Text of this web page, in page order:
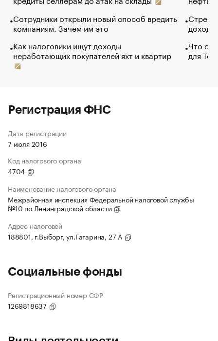
Сотрудники открыли новый способ вредить
компаниям. Зачем им это
Как налоговики ищут доходы
неработающих покупателей яхт и квартир
Что
для
Регистрация ФНС
Дата регистрации
7 июля 2016
Код налогового органа
4704
Наименование налогового органа
Межрайонная инспекция Федеральной налоговой службы
№10 по Ленинградской области
Адрес налоговой
188801, г.Выборг, ул.Гагарина, 27 А
Социальные фонды
Регистрационный номер СФР
1269818637